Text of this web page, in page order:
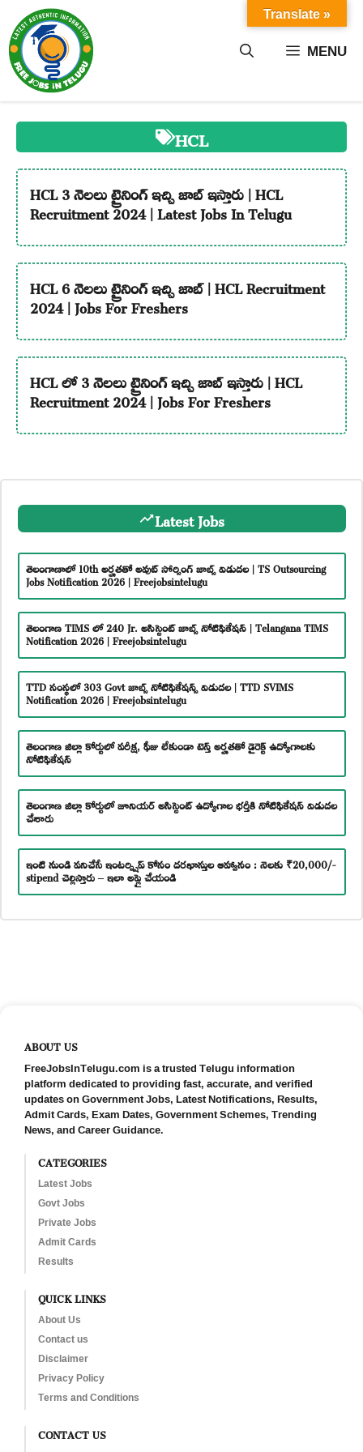
content MENU
HCL
HCL 3 నెలలు ట్రైనింగ్ ఇచ్చి జాబ్ ఇస్తారు | HCL
Recruitment 2024 | Latest Jobs In Telugu
HCL 6 నెలలు ట్రైనింగ్ ఇచ్చి జాబ్ | HCL Recruitment
2024 | Jobs For Freshers
HCL లో 3 నెలలు ట్రైనింగ్ ఇచ్చి జాబ్ ఇస్తారు | HCL
Recruitment 2024 | Jobs For Freshers
Latest Jobs
తెలంగాణాలో 10th అర్హతతో అవుట్ సోర్సింగ్ జాబ్స్ విడుదల | TS Outsourcing
Jobs Notification 2026 | Freejobsintelugu
తెలంగాణ TIMS లో 240 Jr. అసిస్టెంట్ జాబ్స్ నోటిఫికేషన్ | Telangana TIMS
Notification 2026 | Freejobsintelugu
TTD సంస్థలో 303 Govt జాబ్స్ నోటిఫికేషన్స్ విడుదల | TTD SVIMS
Notification 2026 | Freejobsintelugu
తెలంగాణ జిల్లా కోర్టులో పరీక్ష, ఫీజు లేకుండా టెన్త్ అర్హతతో డైరెక్ట్ ఉద్యోగాలకు
నోటిఫికేషన్
తెలంగాణ జిల్లా కోర్టులో జూనియర్ అసిస్టెంట్ ఉద్యోగాల భర్తీకి నోటిఫికేషన్ విడుదల
చేశారు
ఇంటి నుండి పనిచేసే ఇంటర్న్షిప్ కోసం దరఖాస్తుల ఆహ్వానం : నెలకు ₹20,000/-
stipend చెల్లిస్తారు – ఇలా అప్లై చేయండి
ABOUT US
FreeJobsInTelugu.com is a trusted Telugu information
platform dedicated to providing fast, accurate, and verified
updates on Government Jobs, Latest Notifications, Results,
Admit Cards, Exam Dates, Government Schemes, Trending
News, and Career Guidance.
CATEGORIES
Latest Jobs
Govt Jobs
Private Jobs
Admit Cards
Results
QUICK LINKS
About Us
Contact us
Disclaimer
Privacy Policy
Terms and Conditions
CONTACT US
Translate »